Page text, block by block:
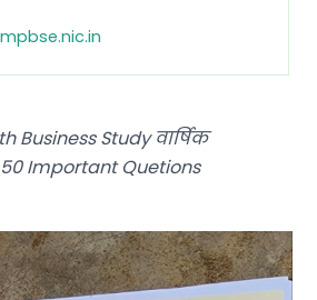
mpbse.nic.in
Business Study वार्षिक
Important Quetions